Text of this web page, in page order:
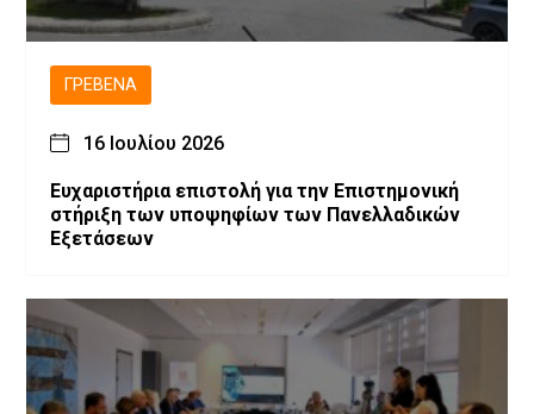
ΓΡΕΒΕΝΆ
16 Ιουλίου 2026
Ευχαριστήρια επιστολή για την Επιστημονική
στήριξη των υποψηφίων των Πανελλαδικών
Εξετάσεων